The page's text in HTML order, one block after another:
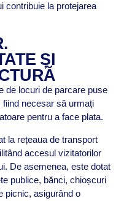
contribuie la protejarea
ȘI
de locuri de parcare puse
necesar să urmați
pentru a face plata.
la rețeaua de transport
accesul vizitatorilor
De asemenea, este dotat
publice, bănci, chioșcuri
picnic, asigurând o